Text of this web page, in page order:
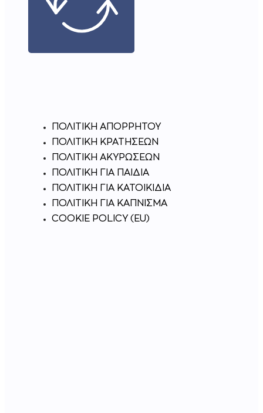
ΠΟΛΙΤΙΚΗ ΑΠΟΡΡΗΤΟΥ
ΠΟΛΙΤΙΚΗ ΚΡΑΤΗΣΕΩΝ
ΠΟΛΙΤΙΚΉ ΑΚΥΡΏΣΕΩΝ
ΠΟΛΙΤΙΚΗ ΓΙΑ ΠΑΙΔΙΑ
ΠΟΛΙΤΙΚΗ ΓΙΑ ΚΑΤΟΙΚΙΔΙΑ
ΠΟΛΙΤΙΚΗ ΓΙΑ ΚΑΠΝΙΣΜΑ
COOKIE POLICY (EU)